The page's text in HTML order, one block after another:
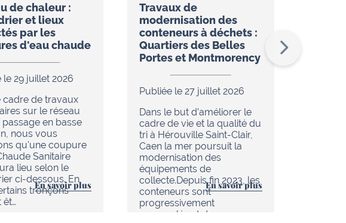
de chaleur :
et lieux
par les
d'eau chaude
le 29 juillet 2026
cadre de travaux
sur le réseau
en basse
nous vous
qu'une coupure
Sanitaire
lieu selon le
ci-dessous. En
tronçons
êt…
En savoir plus
Travaux de
modernisation des
conteneurs à déchets :
Quartiers des Belles
Portes et Montmorency
Publiée le 27 juillet 2026
Dans le but d’améliorer le
cadre de vie et la qualité du
tri à Hérouville Saint-Clair,
Caen la mer poursuit la
modernisation des
équipements de
collecte.Depuis fin 2023, les
conteneurs sont
progressivement
renouvelés et de nouveau…
En savoir plus